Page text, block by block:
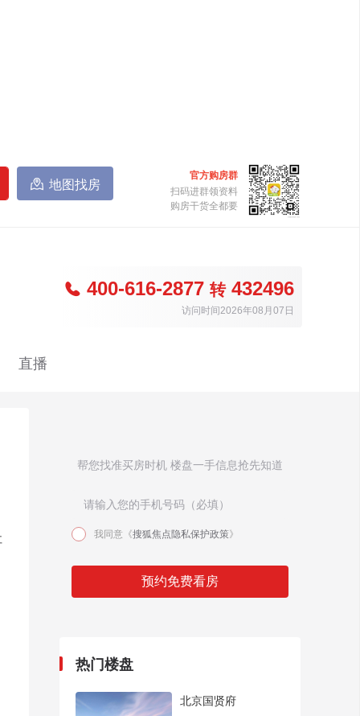
 地图找房
官方购房群
扫码进群领资料
购房干货全都要
 400-616-2877 转432496
访问时间2026年08月07日
直播
帮您找准买房时机 楼盘一手信息抢先知道
我同意《搜狐焦点隐私保护政策》
预约免费看房
热门楼盘
北京国贤府